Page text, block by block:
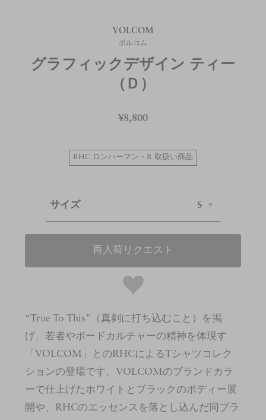
VOLCOM
ボルコム
グラフィックデザイン ティー
（Ｄ）
¥8,800
RHC ロンハーマン・R 取扱い商品
サイズ S
再入荷リクエスト
“True To This”（真剣に打ち込むこと）を掲
げ、若者やボードカルチャーの精神を体現す
「VOLCOM」とのRHCによるTシャツコレク
ションの登場です。VOLCOMのブランドカラ
ーで仕上げたホワイトとブラックのボディー展
開や、RHCのエッセンスを落とし込んだ同ブラ